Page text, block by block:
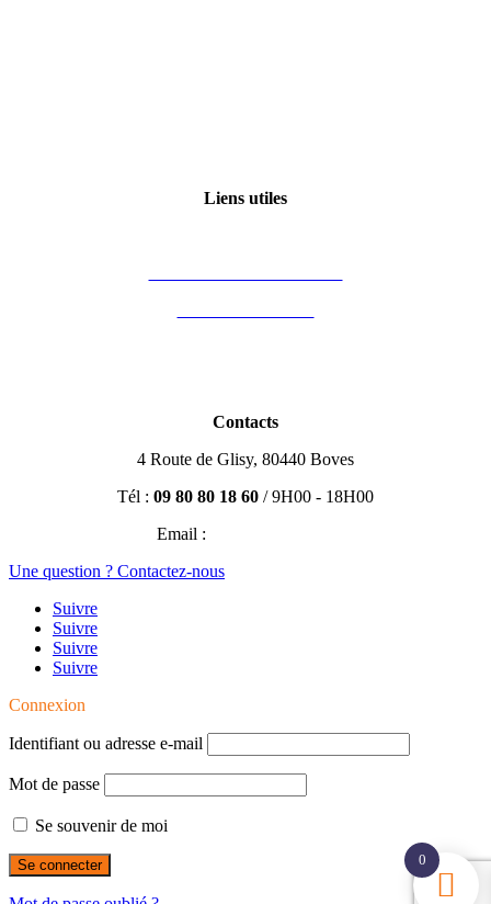
Liens utiles
Contacts
4 Route de Glisy, 80440 Boves
Tél : 09 80 80 18 60 / 9H00 - 18H00
Email :
Une question ? Contactez-nous
Suivre
Suivre
Suivre
Suivre
0
Connexion
Identifiant ou adresse e-mail
Mot de passe
Se souvenir de moi